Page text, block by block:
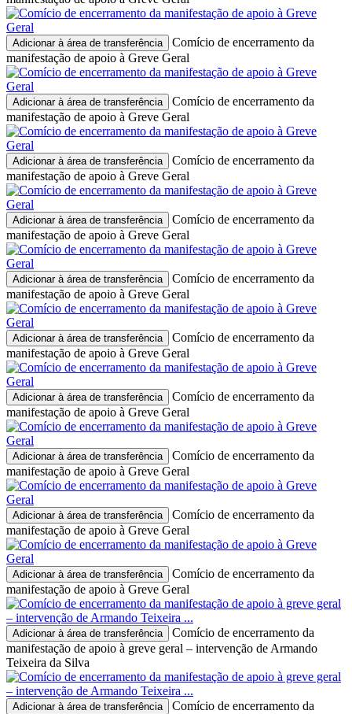
Adicionar à área de transferência
Comício de encerramento da
manifestação de apoio à Greve Geral
Adicionar à área de transferência
Comício de encerramento da
manifestação de apoio à Greve Geral
Adicionar à área de transferência
Comício de encerramento da
manifestação de apoio à Greve Geral
Adicionar à área de transferência
Comício de encerramento da
manifestação de apoio à Greve Geral
Adicionar à área de transferência
Comício de encerramento da
manifestação de apoio à Greve Geral
Adicionar à área de transferência
Comício de encerramento da
manifestação de apoio à Greve Geral
Adicionar à área de transferência
Comício de encerramento da
manifestação de apoio à Greve Geral
Adicionar à área de transferência
Comício de encerramento da
manifestação de apoio à Greve Geral
Adicionar à área de transferência
Comício de encerramento da
manifestação de apoio à Greve Geral
Adicionar à área de transferência
Comício de encerramento da
manifestação de apoio à Greve Geral
Adicionar à área de transferência
Comício de encerramento da
manifestação de apoio à greve geral – intervenção de Armando
Teixeira da Silva
Adicionar à área de transferência
Comício de encerramento da